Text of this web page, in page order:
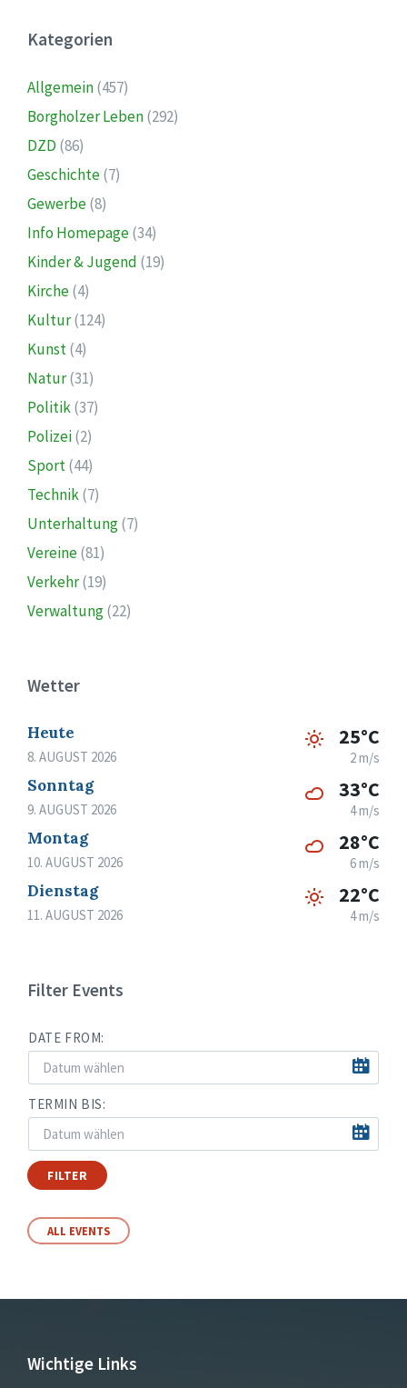
Kategorien
Allgemein(457)
Borgholzer Leben(292)
DZD (86)
Geschichte(7)
Gewerbe(8)
Info Homepage(34)
Kinder & Jugend (19)
Kirche(4)
Kultur(124)
Kunst(4)
Natur(31)
Politik(37)
Polizei(2)
Sport(44)
Technik(7)
Unterhaltung(7)
Vereine(81)
Verkehr(19)
Verwaltung(22)
Wetter
Heute
8. AUGUST 2026
25°C
2 m/s
Sonntag
9. AUGUST 2026
33°C
4 m/s
Montag
10. AUGUST 2026
28°C
6 m/s
Dienstag
11. AUGUST 2026
22°C
4 m/s
Filter Events
DATE FROM:
TERMIN BIS:
FILTER
ALL EVENTS
Wichtige Links